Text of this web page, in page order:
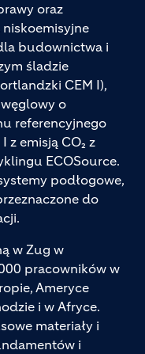
oraz
niskoemisyjne
budownictwa i
śladzie
CEM I),
o
referencyjnego
z emisją CO₂ z
ECOSource.
podłogowe,
do
w Zug w
pracowników w
Ameryce
i w Afryce.
materiały i
i